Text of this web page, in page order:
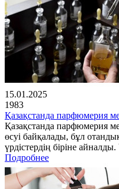
15.01.2025
1983
Қазақстанда парфюмерия
Қазақстанда парфюмерия
өсуі байқалады, бұл
үрдістердің біріне
Подробнее